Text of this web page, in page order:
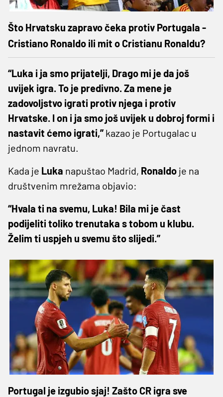
Što Hrvatsku zapravo čeka protiv Portugala -
Cristiano Ronaldo ili mit o Cristianu Ronaldu?
“Luka i ja smo prijatelji, Drago mi je da još
uvijek igra. To je predivno. Za mene je
zadovoljstvo igrati protiv njega i protiv
Hrvatske. I on i ja smo još uvijek u dobroj formi i
nastavit ćemo igrati,” kazao je Portugalac u
jednom navratu.
Kada je Luka napuštao Madrid, Ronaldo je na
društvenim mrežama objavio:
“Hvala ti na svemu, Luka! Bila mi je čast
podijeliti toliko trenutaka s tobom u klubu.
Želim ti uspjeh u svemu što slijedi.”
Portugal je izgubio sjaj! Zašto CR igra sve